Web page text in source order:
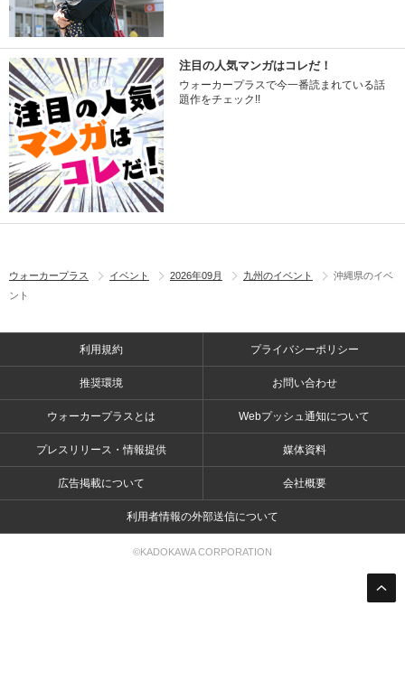
注目の人気マンガはコレだ！
ウォーカープラスで今一番読まれている話
題作をチェック!!
ウォーカープラス イベント 2026年09月 九州のイベント
沖縄県のイベ
ント
利用規約 プライバシーポリシー
推奨環境 お問い合わせ
ウォーカープラスとは Webプッシュ通知について
プレスリリース・情報提供 媒体資料
広告掲載について 会社概要
利用者情報の外部送信について
©KADOKAWA CORPORATION